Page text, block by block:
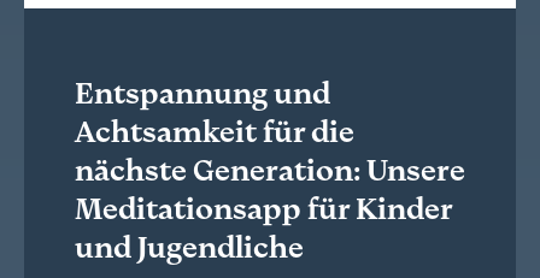
Entspannung und
Achtsamkeit für die
nächste Generation: Unsere
Meditationsapp für Kinder
und Jugendliche